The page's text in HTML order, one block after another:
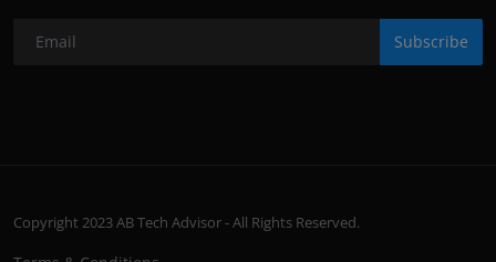
Subscribe
Copyright 2023 AB Tech Advisor - All Rights Reserved.